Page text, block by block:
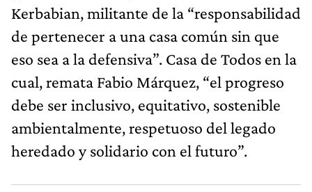
Kerbabian, militante de la “responsabilidad
de pertenecer a una casa común sin que
eso sea a la defensiva”. Casa de Todos en la
cual, remata Fabio Márquez, “el progreso
debe ser inclusivo, equitativo, sostenible
ambientalmente, respetuoso del legado
heredado y solidario con el futuro”.